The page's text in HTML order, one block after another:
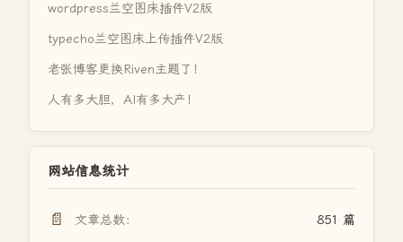
wordpress兰空图床插件V2版
typecho兰空图床上传插件V2版
老张博客更换Riven主题了！
人有多大胆，AI有多大产！
网站信息统计
📄 文章总数： 851 篇